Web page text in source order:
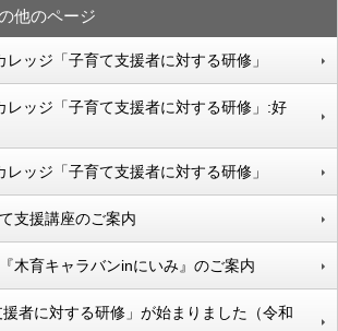
他のページ
ッジ「子育て支援者に対する研修」
レッジ「子育て支援者に対する研修」:好
ッジ「子育て支援者に対する研修」
支援講座のご案内
木育キャラバンinにいみ』のご案内
者に対する研修」が始まりました（令和